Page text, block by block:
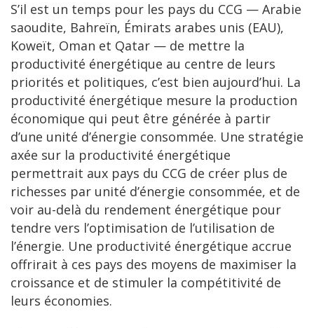
S’il est un temps pour les pays du CCG — Arabie
saoudite, Bahreïn, Émirats arabes unis (EAU),
Koweït, Oman et Qatar — de mettre la
productivité énergétique au centre de leurs
priorités et politiques, c’est bien aujourd’hui. La
productivité énergétique mesure la production
économique qui peut être générée à partir
d’une unité d’énergie consommée. Une stratégie
axée sur la productivité énergétique
permettrait aux pays du CCG de créer plus de
richesses par unité d’énergie consommée, et de
voir au-delà du rendement énergétique pour
tendre vers l’optimisation de l’utilisation de
l’énergie. Une productivité énergétique accrue
offrirait à ces pays des moyens de maximiser la
croissance et de stimuler la compétitivité de
leurs économies.